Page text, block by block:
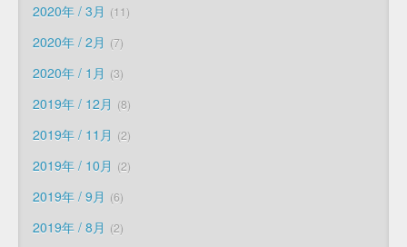
2020年 / 3月 11
2020年 / 2月 7
2020年 / 1月 3
2019年 / 12月 8
2019年 / 11月 2
2019年 / 10月 2
2019年 / 9月 6
2019年 / 8月 2